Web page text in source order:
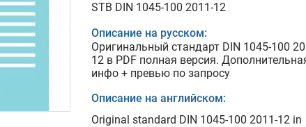
STB DIN 1045-100 2011-12
Описание на русском:
Оригинальный стандарт DIN 1045-100
12 в PDF полная версия.
инфо + превью по запросу
Описание на английском:
Original standard DIN 1045-100 2011-12 in